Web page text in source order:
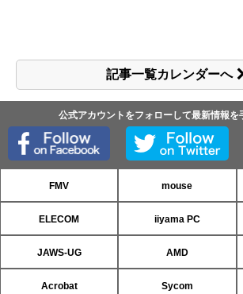
記事一覧カレンダーへ
公式アカウントをフォローして最新情報を
FMV mouse
ELECOM iiyama PC
JAWS-UG AMD
Acrobat Sycom